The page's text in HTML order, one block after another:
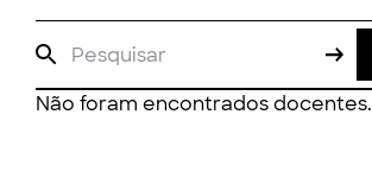
Não foram encontrados docentes.